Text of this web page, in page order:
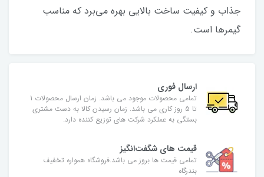
جذاب و کیفیت ساخت بالایی بهره می‌برد که مناسب
گیمرها است.
ارسال فوری
تمامی محصولات موجود می باشد. زمان ارسال محصولات 1
تا 5 روز کاری می باشد. زمان رسیدن کالا به دست مشتری
بستگی به عملکرد شرکت های توزیع کننده دارد.
قیمت های شگفت‌انگیز
تمامی قیمت ها بروز می باشد.فروشگاه همواره تخفیف
بندرگاه